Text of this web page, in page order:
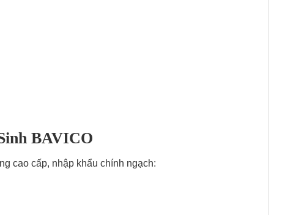
BAVICO
cao cấp, nhập khẩu chính ngạch: